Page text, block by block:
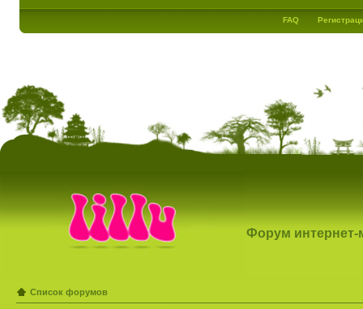
FAQ
Форум интернет-
Список форумов